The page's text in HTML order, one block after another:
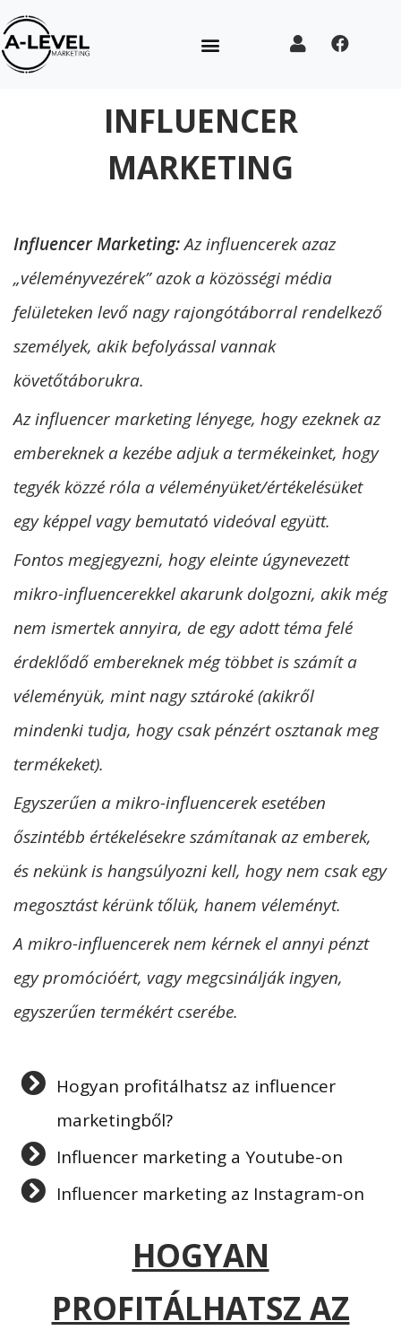
INFLUENCER
MARKETING
Influencer Marketing:Az influencerek azaz
„véleményvezérek” azok a közösségi média
felületeken levő nagy rajongótáborral rendelkező
személyek, akik befolyással vannak
követőtáborukra.
Az influencer marketing lényege, hogy ezeknek az
embereknek a kezébe adjuk a termékeinket, hogy
tegyék közzé róla a véleményüket/értékelésüket
egy képpel vagy bemutató videóval együtt.
Fontos megjegyezni, hogy eleinte úgynevezett
mikro-influencerekkel akarunk dolgozni, akik még
nem ismertek annyira, de egy adott téma felé
érdeklődő embereknek még többet is számít a
véleményük, mint nagy sztároké (akikről
mindenki tudja, hogy csak pénzért osztanak meg
termékeket).
Egyszerűen a mikro-influencerek esetében
őszintébb értékelésekre számítanak az emberek,
és nekünk is hangsúlyozni kell, hogy nem csak egy
megosztást kérünk tőlük, hanem véleményt.
A mikro-influencerek nem kérnek el annyi pénzt
egy promócióért, vagy megcsinálják ingyen,
egyszerűen termékért cserébe.
Hogyan profitálhatsz az influencer
marketingből?
Influencer marketing a Youtube-on
Influencer marketing az Instagram-on
HOGYAN
PROFITÁLHATSZ AZ